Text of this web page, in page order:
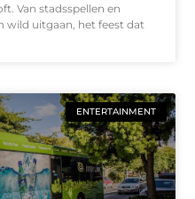
Van stadsspellen en
uitgaan, het feest dat
ENTERTAINMENT